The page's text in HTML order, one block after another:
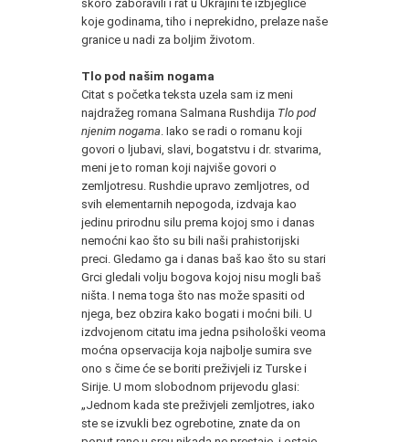
skoro zaboravili i rat u Ukrajini te izbjeglice
koje godinama, tiho i neprekidno, prelaze naše
granice u nadi za boljim životom.
Tlo pod našim nogama
Citat s početka teksta uzela sam iz meni
najdražeg romana Salmana Rushdija Tlo pod
njenim nogama . Iako se radi o romanu koji
govori o ljubavi, slavi, bogatstvu i dr. stvarima,
meni je to roman koji najviše govori o
zemljotresu. Rushdie upravo zemljotres, od
svih elementarnih nepogoda, izdvaja kao
jedinu prirodnu silu prema kojoj smo i danas
nemoćni kao što su bili naši prahistorijski
preci. Gledamo ga i danas baš kao što su stari
Grci gledali volju bogova kojoj nisu mogli baš
ništa. I nema toga što nas može spasiti od
njega, bez obzira kako bogati i moćni bili. U
izdvojenom citatu ima jedna psihološki veoma
moćna opservacija koja najbolje sumira sve
ono s čime će se boriti preživjeli iz Turske i
Sirije. U mom slobodnom prijevodu glasi:
„Jednom kada ste preživjeli zemljotres, iako
ste se izvukli bez ogrebotine, znate da on